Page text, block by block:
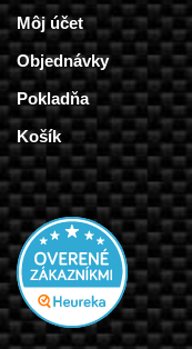
Môj účet
Objednávky
Pokladňa
Košík